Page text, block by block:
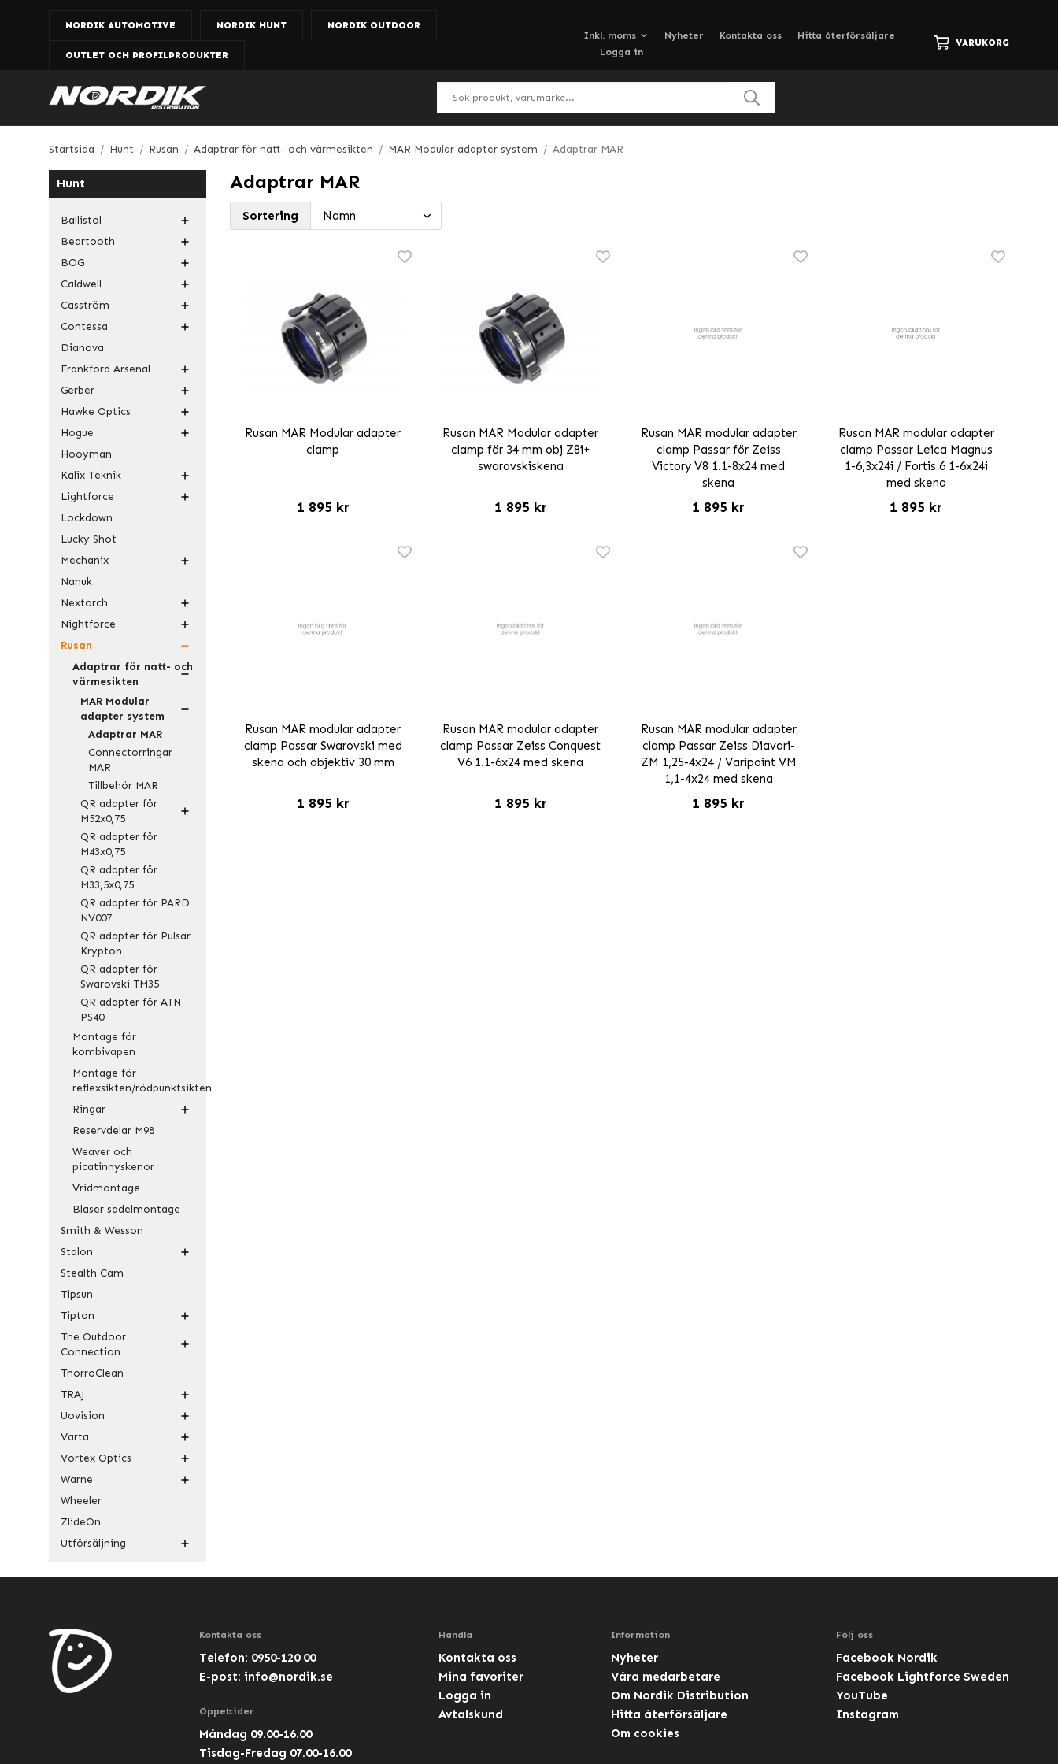
NORDIK AUTOMOTIVE NORDIK HUNT NORDIK OUTDOOR
OUTLET OCH PROFILPRODUKTER
Nyheter Kontakta oss
Hitta återförsäljare
Logga in
VARUKORG
Startsida / Hunt / Rusan / Adaptrar för natt- och värmesikten / MAR Modular adapter system / Adaptrar MAR
Hunt
Ballistol
Beartooth
BOG
Caldwell
Casström
Contessa
Dianova
Frankford Arsenal
Gerber
Hawke Optics
Hogue
Hooyman
Kalix Teknik
Lightforce
Lockdown
Lucky Shot
Mechanix
Nanuk
Nextorch
Nightforce
Rusan
Adaptrar för natt- och
värmesikten
MAR Modular
adapter system
Adaptrar MAR
Connectorringar
MAR
Tillbehör MAR
QR adapter för
M52x0,75
QR adapter för
M43x0,75
QR adapter för
M33,5x0,75
QR adapter för PARD
NV007
QR adapter för Pulsar
Krypton
QR adapter för
Swarovski TM35
QR adapter för ATN
PS40
Montage för
kombivapen
Montage för
reflexsikten/rödpunktsikten
Ringar
Reservdelar M98
Weaver och
picatinnyskenor
Vridmontage
Blaser sadelmontage
Smith & Wesson
Stalon
Stealth Cam
Tipsun
Tipton
The Outdoor
Connection
ThorroClean
TRAJ
Uovision
Varta
Vortex Optics
Warne
Wheeler
ZlideOn
Utförsäljning
Adaptrar MAR
Sortering
Rusan MAR Modular adapter
clamp
1 895 kr
Rusan MAR Modular adapter
clamp för 34 mm obj Z8i+
swarovskiskena
1 895 kr
Rusan MAR modular adapter
clamp Passar för Zeiss
Victory V8 1.1-8x24 med
skena
1 895 kr
Rusan MAR modular adapter
clamp Passar Leica Magnus
1-6,3x24i / Fortis 6 1-6x24i
med skena
1 895 kr
Rusan MAR modular adapter
clamp Passar Swarovski med
skena och objektiv 30 mm
1 895 kr
Rusan MAR modular adapter
clamp Passar Zeiss Conquest
V6 1.1-6x24 med skena
1 895 kr
Rusan MAR modular adapter
clamp Passar Zeiss Diavari-
ZM 1,25-4x24 / Varipoint VM
1,1-4x24 med skena
1 895 kr
Kontakta oss
Telefon: 0950-120 00
E-post: info@nordik.se
Öppettider
Måndag 09.00-16.00
Tisdag-Fredag 07.00-16.00
Handla
Kontakta oss
Mina favoriter
Logga in
Avtalskund
Information
Nyheter
Våra medarbetare
Om Nordik Distribution
Hitta återförsäljare
Om cookies
Följ oss
Facebook Nordik
Facebook Lightforce Sweden
YouTube
Instagram